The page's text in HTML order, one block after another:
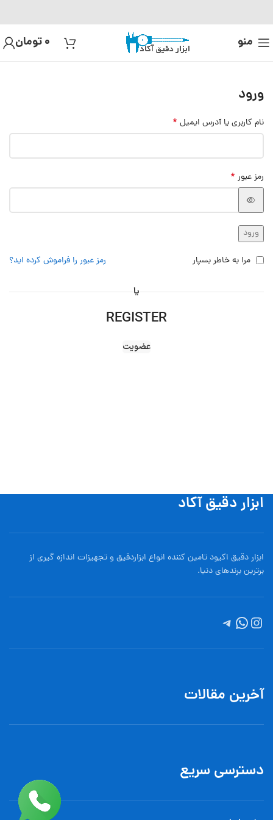
منو 0تومان
ورود
نام کاربری یا آدرس ایمیل *
رمز عبور *
ورود
رمز عبور را فراموش کرده اید؟ مرا به خاطر بسپار
یا
REGISTER
عضویت
ابزار دقیق آکاد
ابزار دقیق اکیود تامین کننده انواع ابزاردقيق و تجهيزات اندازه گیری از
برترین برندهای دنیا.
آخرین مقالات
دسترسی سریع